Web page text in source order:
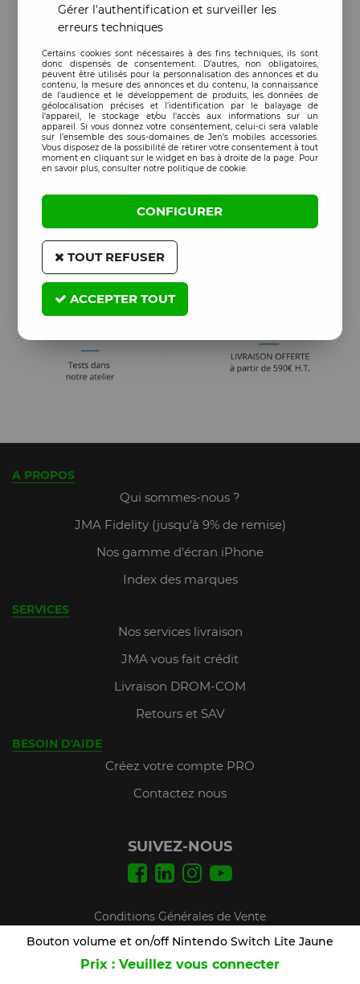
Bouton volume et on/off Nintendo Switch Lite Jaune
Prix : Veuillez vous connecter
A PROPOS
Qui sommes-nous ?
JMA Fidelity (jusqu'à 9% de remise)
Nos gamme d'écran iPhone
Index des marques
SERVICES
Nos services livraison
JMA vous fait crédit
Livraison DROM-COM
Retours et SAV
BESOIN D'AIDE
Créez votre compte PRO
Contactez nous
SUIVEZ-NOUS
Conditions Générales de Vente
Mentions légales
Plan du site
Gérer l'authentification et surveiller les
erreurs techniques
Certains cookies sont nécessaires à des fins techniques, ils sont
donc dispensés de consentement. D'autres, non obligatoires,
peuvent être utilisés pour la personnalisation des annonces et du
contenu, la mesure des annonces et du contenu, la connaissance
de l'audience et le développement de produits, les données de
géolocalisation précises et l'identification par le balayage de
l'appareil, le stockage et/ou l'accès aux informations sur un
appareil. Si vous donnez votre consentement, celui-ci sera valable
sur l’ensemble des sous-domaines de Jen's mobiles accessories.
Vous disposez de la possibilité de retirer votre consentement à tout
moment en cliquant sur le widget en bas à droite de la page. Pour
en savoir plus, consulter notre politique de cookie.
CONFIGURER
TOUT REFUSER
ACCEPTER TOUT